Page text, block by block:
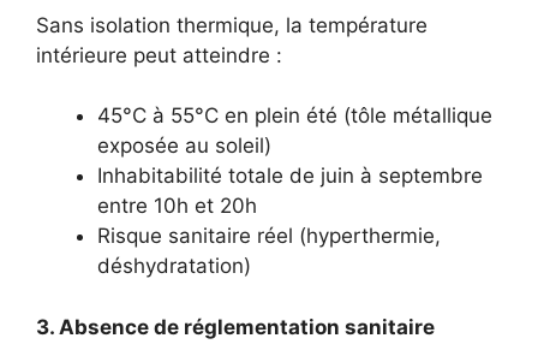
Sans isolation thermique, la température
intérieure peut atteindre :
45°C à 55°C en plein été (tôle métallique
exposée au soleil)
Inhabitabilité totale de juin à septembre
entre 10h et 20h
Risque sanitaire réel (hyperthermie,
déshydratation)
3. Absence de réglementation sanitaire